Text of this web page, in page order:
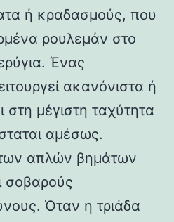
ή κραδασμούς, που
ρουλεμάν στο
Ένας
ακανόνιστα ή
στη μέγιστη ταχύτητα
αμέσως.
απλών βημάτων
σοβαρούς
Όταν η τριάδα